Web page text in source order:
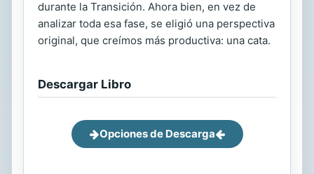
durante la Transición. Ahora bien, en vez de
analizar toda esa fase, se eligió una perspectiva
original, que creímos más productiva: una cata.
Descargar Libro
Opciones de Descarga